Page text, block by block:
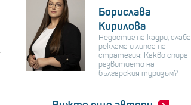
Борислава
Кирилова
Недостиг на кадри, слаба
реклама и липса на
стратегия: Какво спира
развитието на
българския туризъм?